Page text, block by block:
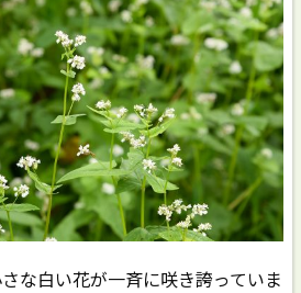
な白い花が一斉に咲き誇っていま